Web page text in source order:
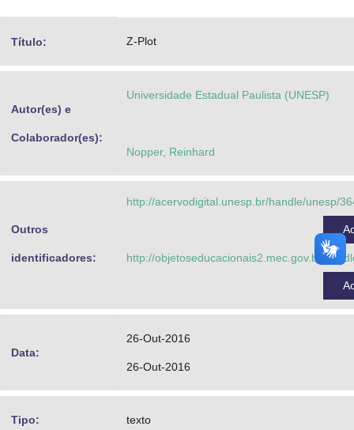
Advocacia-Geral da União
Planalto
Título: Z-Plot
Autor(es) e
Colaborador(es):
Universidade Estadual Paulista (UNESP)
Nopper, Reinhard
Outros
identificadores:
http://acervodigital.unesp.br/handle/unesp/
http://objetoseducacionais2.mec.gov.br/
Data:
26-Out-2016
26-Out-2016
Tipo: texto